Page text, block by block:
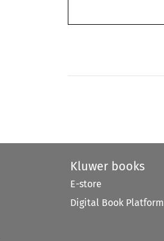
Kluwer books
E-store
Digital Book Platform